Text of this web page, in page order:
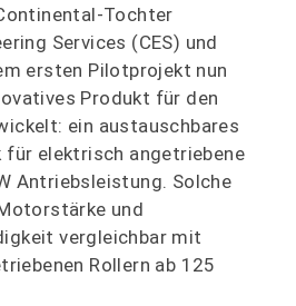
Tochter
Services (CES) und
ersten Pilotprojekt nun
Produkt für den
ein austauschbares
für elektrisch angetriebene
Antriebsleistung. Solche
und
vergleichbar mit
Rollern ab 125